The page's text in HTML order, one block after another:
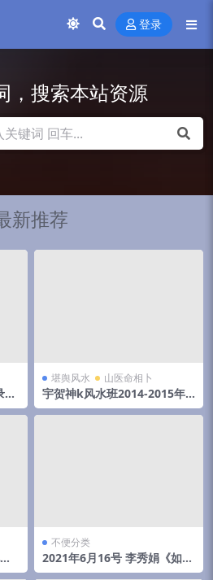
登录
，搜索本站资源
新推荐
堪舆风水 山医命相卜
宇贺神k风水班2014-2015年
初文字记录.pdf 夸克网盘下载
不便分类
2021年6月16号 李秀娟《如何
斗太岁》弟子班面授课